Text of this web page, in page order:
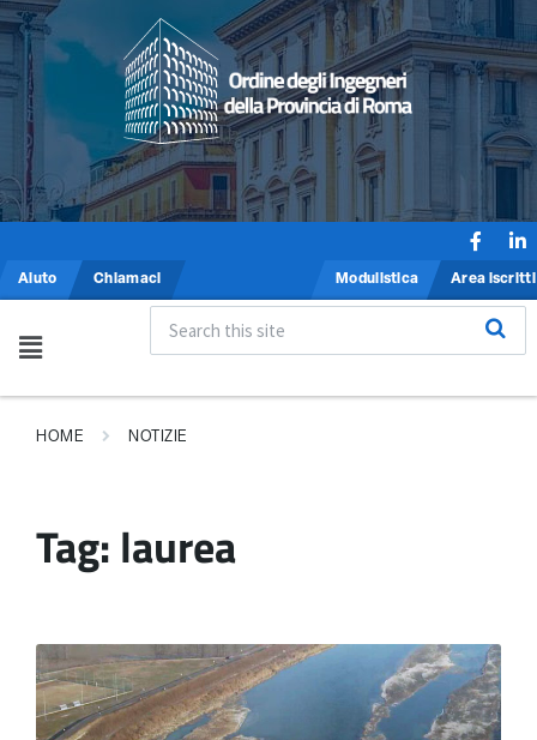
Aiuto Chiamaci Modulistica Area iscritti
HOME NOTIZIE
Tag: laurea